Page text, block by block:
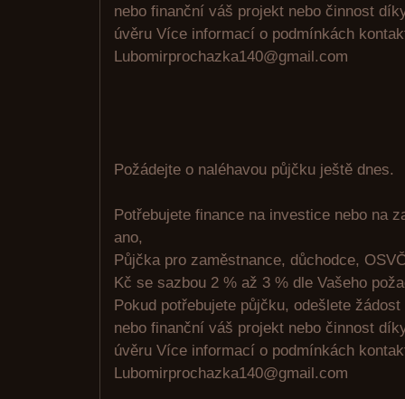
nebo finanční váš projekt nebo činnost
úvěru Více informací o podmínkách
Lubomirprochazka140@gmail.com
Požádejte o naléhavou půjčku ještě dnes.
Potřebujete finance na investice nebo na
ano,
Půjčka pro zaměstnance, důchodce,
Kč se sazbou 2 % až 3 % dle Vašeho
Pokud potřebujete půjčku, odešlete
nebo finanční váš projekt nebo činnost
úvěru Více informací o podmínkách
Lubomirprochazka140@gmail.com